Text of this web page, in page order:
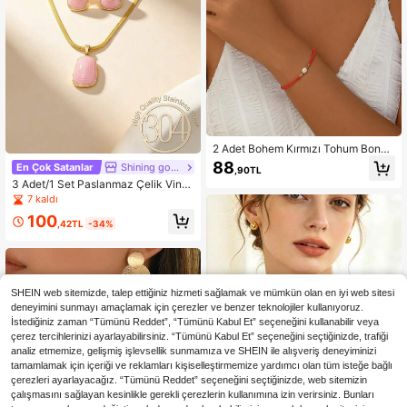
En Çok Satanlar Shining golden jewelry
3 Adet/1 Set Paslanmaz Çelik Vinta
ge Geometrik Kolye Ucu Kolye ve K
üpe Seti, Kadınlar ve Kızlar İçin Uyg
un, Anne Hediyesi, Noel, Şükran Gü
al Partisi/Balo/Toplantı/Günlük/Plaj
Aksesuarları, Yıldönümü, Sevgililer
Günü, Bohem Tarzı Takı, Doğum Gü
nü, Nedime Hediyesi Olarak Kullanıl
abilir
7 kaldı
100,42TL -34%
2 Adet Bohem Kırmızı Tohum Boncu
klu Sahte İnci Kolye ve Bileklik Seti,
Kadın Yaz Tatili Plaj Stili Minimalist
88 ,90TL
Kadınlar İçin 24K Altın Kaplam
SHEIN web sitemizde, talep ettiğiniz hizmeti sağlamak ve mümkün olan en iyi web sitesi
deneyimini sunmayı amaçlamak için çerezler ve benzer teknolojiler kullanıyoruz.
İstediğiniz zaman “Tümünü Reddet”, “Tümünü Kabul Et” seçeneğini kullanabilir veya
çerez tercihlerinizi ayarlayabilirsiniz. “Tümünü Kabul Et” seçeneğini seçtiğinizde, trafiği
analiz etmemize, gelişmiş işlevsellik sunmamıza ve SHEIN ile alışveriş deneyiminizi
tamamlamak için içeriği ve reklamları kişiselleştirmemize yardımcı olan tüm isteğe bağlı
çerezleri ayarlayacağız. “Tümünü Reddet” seçeneğini seçtiğinizde, web sitemizin
çalışmasını sağlayan kesinlikle gerekli çerezlerin kullanımına izin verirsiniz. Bunları